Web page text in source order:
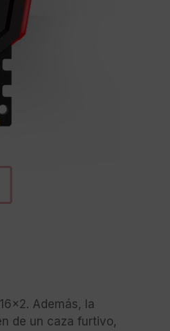
Además, la
de un caza furtivo,